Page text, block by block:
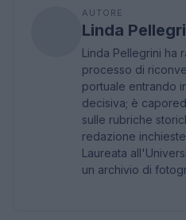
AUTORE
Linda
Linda Pellegrini ha
processo di
portuale entrando
decisiva; è
sulle rubriche
redazione
Laureata
un archivio di